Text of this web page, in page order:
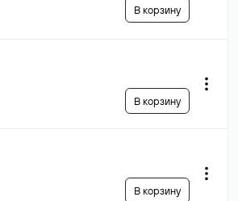
В корзину
В корзину
В корзину